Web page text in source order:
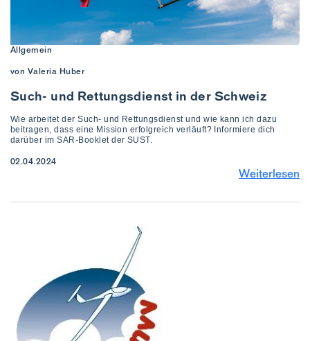
Allgemein
von Valeria Huber
Such- und Rettungsdienst in der Schweiz
Wie arbeitet der Such- und Rettungsdienst und wie kann ich dazu
beitragen, dass eine Mission erfolgreich verläuft? Informiere dich
darüber im SAR-Booklet der SUST.
02.04.2024
Weiterlesen